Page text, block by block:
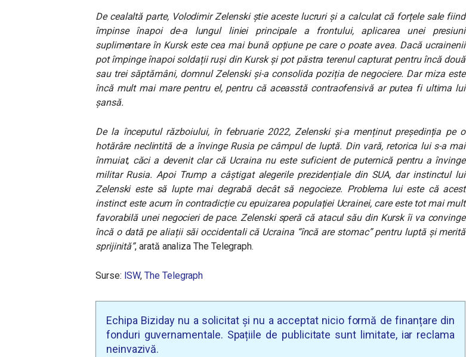
De cealaltă parte, Volodimir Zelenski știe aceste lucruri și a calculat că forțele sale fiind
împinse înapoi de-a lungul liniei principale a frontului, aplicarea unei presiuni
suplimentare în Kursk este cea mai bună opțiune pe care o poate avea. Dacă ucrainenii
pot împinge înapoi soldații ruși din Kursk și pot păstra terenul capturat pentru încă două
sau trei săptămâni, domnul Zelenski și-a consolida poziția de negociere. Dar miza este
încă mult mai mare pentru el, pentru că aceasstă contraofensivă ar putea fi ultima lui
șansă.
De la începutul războiului, în februarie 2022, Zelenski și-a menținut președinția pe o
hotărâre neclintită de a învinge Rusia pe câmpul de luptă. Din vară, retorica lui s-a mai
înmuiat, căci a devenit clar că Ucraina nu este suficient de puternică pentru a învinge
militar Rusia. Apoi Trump a câștigat alegerile prezidențiale din SUA, dar instinctul lui
Zelenski este să lupte mai degrabă decât să negocieze. Problema lui este că acest
instinct este acum în contradicție cu epuizarea populației Ucrainei, care este tot mai mult
favorabilă unei negocieri de pace. Zelenski speră că atacul său din Kursk îi va convinge
încă o dată pe aliații săi occidentali că Ucraina “încă are stomac” pentru luptă și merită
sprijinită”, arată analiza The Telegraph.
Surse: ISW,The Telegraph
Echipa Biziday nu a solicitat și nu a acceptat nicio formă de finanțare din
fonduri guvernamentale. Spațiile de publicitate sunt limitate, iar reclama
neinvazivă.